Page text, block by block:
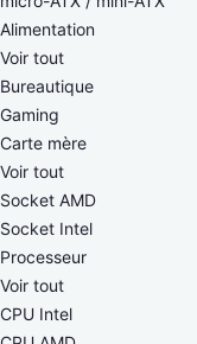
Alimentation
Voir tout
Bureautique
Gaming
Carte mère
Voir tout
Socket AMD
Socket Intel
Processeur
Voir tout
CPU Intel